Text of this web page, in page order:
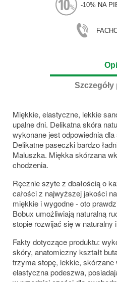
-10% NA
Miękkie, elastyczne, lekkie
upalne dni. Delikatna skóra
wykonane jest odpowiednia
Delikatne paseczki bardzo
Maluszka. Miękka skórzana
chodzenia.
Ręcznie szyte z dbałością o
całości z najwyższej jakości
miękkie i wygodne - oto
Bobux umożliwiają naturalną
stopie rozwijać się w naturalny
Fakty dotyczące produktu:
skóry, anatomiczny kształt
trzyma stopę, lekkie, skórzane
elastyczna podeszwa,